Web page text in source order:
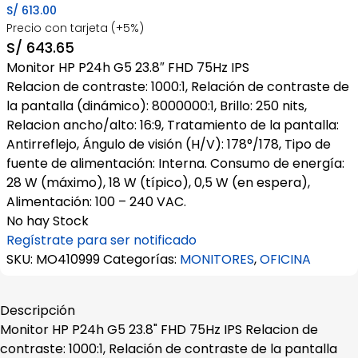
S/ 613.00
Precio con tarjeta (+5%)
S/ 643.65
Monitor HP P24h G5 23.8″ FHD 75Hz IPS
Relacion de contraste: 1000:1, Relación de contraste de
la pantalla (dinámico): 8000000:1, Brillo: 250 nits,
Relacion ancho/alto: 16:9, Tratamiento de la pantalla:
Antirreflejo, Ángulo de visión (H/V): 178°/178, Tipo de
fuente de alimentación: Interna. Consumo de energía:
28 W (máximo), 18 W (típico), 0,5 W (en espera),
Alimentación: 100 – 240 VAC.
No hay Stock
Regístrate para ser notificado
SKU: MO410999Categorías: MONITORES,OFICINA
Descripción
Monitor HP P24h G5 23.8" FHD 75Hz IPS Relacion de
contraste: 1000:1, Relación de contraste de la pantalla